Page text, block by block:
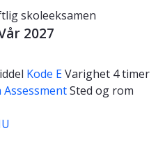
skoleeksamen
2027
Kode EVarighet 4 timer
AssessmentSted og rom